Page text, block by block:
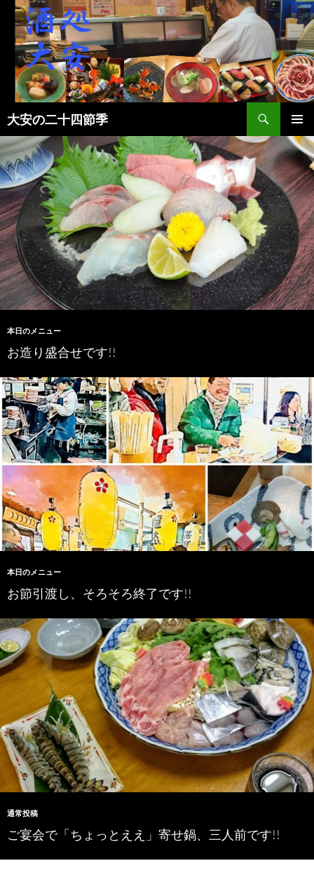
大安の二十四節季
検
索
メインメ
ニュー
ン
テ
ン
ツ
へ
ス
キ
ッ
プ
本日のメニュー
お造り盛合せです!!
本日のメニュー
お節引渡し、そろそろ終了です!!
通常投稿
ご宴会で「ちょっとええ」寄せ鍋、三人前です!!